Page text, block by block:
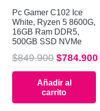
Pc Gamer C102 Ice
White, Ryzen 5 8600G,
16GB Ram DDR5,
500GB SSD NVMe
$849.900 El
precio
original
era:
$784.900
Añadir al
carrito